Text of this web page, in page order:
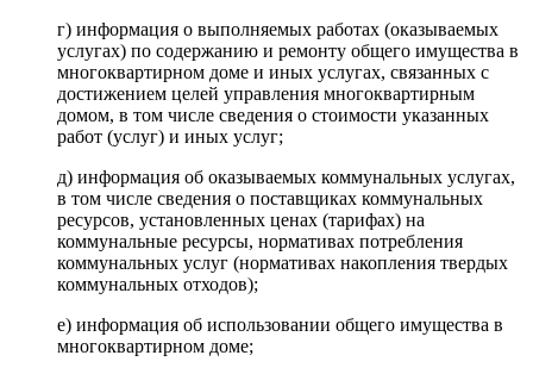
г) информация о выполняемых работах (оказываемых
услугах) по содержанию и ремонту общего имущества в
многоквартирном доме и иных услугах, связанных с
достижением целей управления многоквартирным
домом, в том числе сведения о стоимости указанных
работ (услуг) и иных услуг;
д) информация об оказываемых коммунальных услугах,
в том числе сведения о поставщиках коммунальных
ресурсов, установленных ценах (тарифах) на
коммунальные ресурсы, нормативах потребления
коммунальных услуг (нормативах накопления твердых
коммунальных отходов);
е) информация об использовании общего имущества в
многоквартирном доме;